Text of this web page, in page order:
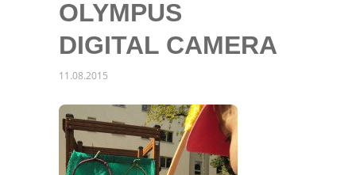
OLYMPUS
DIGITAL CAMERA
11.08.2015